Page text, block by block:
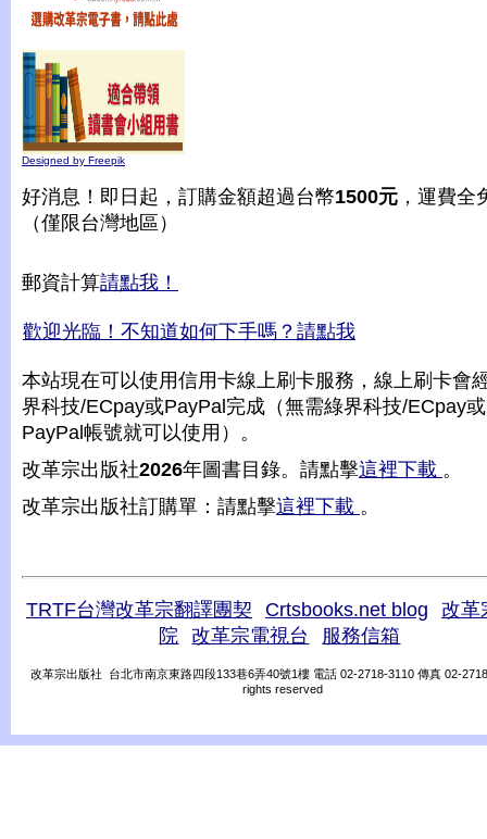
Designed by Freepik
好消息！即日起，訂購金額超過台幣1500元 ，運費全
（僅限台灣地區）
郵資計算請點我！
歡迎光臨！不知道如何下手嗎？請點我
本站現在可以使用信用卡線上刷卡服務，線上刷卡會
界科技/ECpay或PayPal完成（無需綠界科技/ECpay或
PayPal帳號就可以使用）。
改革宗出版社2026年圖書目錄。請點擊這裡下載 。
改革宗出版社訂購單：請點擊這裡下載 。
TRTF台灣改革宗翻譯團契 Crtsbooks.net blog
改革
院
改革宗電視台 服務信箱
改革宗出版社 台北市南京東路四段133巷6弄40號1樓 電話 02-2718-3110 傳真 02-
rights reserved